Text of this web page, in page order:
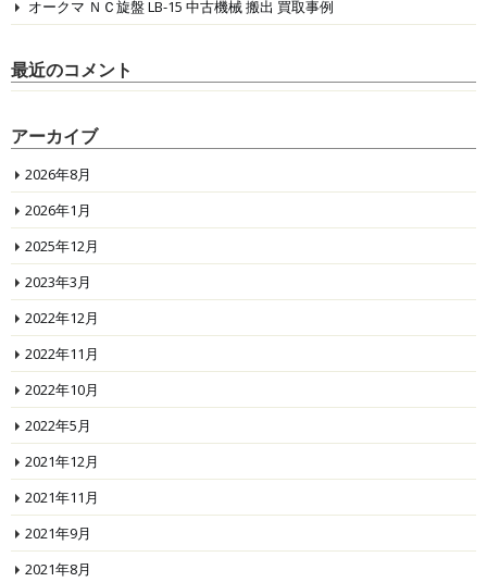
オークマ ＮＣ旋盤 LB-15 中古機械 搬出 買取事例
最近のコメント
アーカイブ
2026年8月
2026年1月
2025年12月
2023年3月
2022年12月
2022年11月
2022年10月
2022年5月
2021年12月
2021年11月
2021年9月
2021年8月